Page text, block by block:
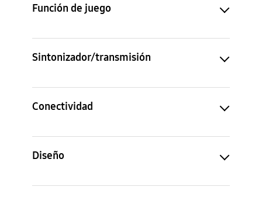
Función de juego
Sintonizador/transmisión
Conectividad
Diseño